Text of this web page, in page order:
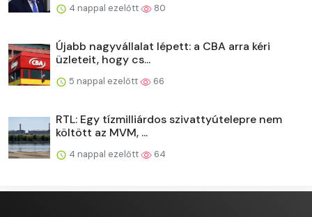
4 nappal ezelőtt 80
Újabb nagyvállalat lépett: a CBA arra kéri
üzleteit, hogy cs...
5 nappal ezelőtt 66
RTL: Egy tízmilliárdos szivattyútelepre nem
költött az MVM, ...
4 nappal ezelőtt 64